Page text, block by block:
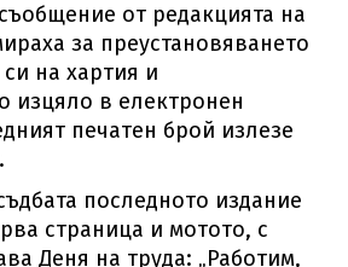
от редакцията на
за преустановяването
на хартия и
изцяло в електронен
печатен брой излезе
последното издание
страница и мотото, с
Деня на труда: „Работим,